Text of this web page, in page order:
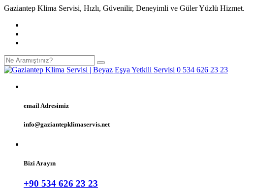
Gaziantep Klima Servisi, Hızlı, Güvenilir, Deneyimli ve Güler Yüzlü Hizmet.
email Adresimiz
info@gaziantepklimaservis.net
Bizi Arayın
+90 534 626 23 23